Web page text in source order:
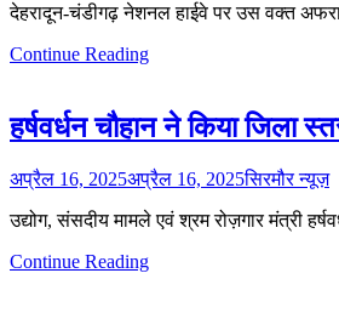
देहरादून-चंडीगढ़ नेशनल हाईवे पर उस वक्त
Continue Reading
हर्षवर्धन चौहान ने किया जिला
अप्रैल 16, 2025अप्रैल 16, 2025सिरमौर न्यूज़
उद्योग, संसदीय मामले एवं श्रम रोज़गार मंत्री
Continue Reading